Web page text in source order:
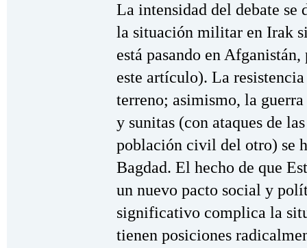
La intensidad del debate se
la situación militar en Irak
está pasando en
este artículo). La
terreno; asimismo, la
y sunitas (con ataques de
población civil del otro) se
Bagdad. El hecho de que
un nuevo pacto social y
significativo complica la
tienen posiciones